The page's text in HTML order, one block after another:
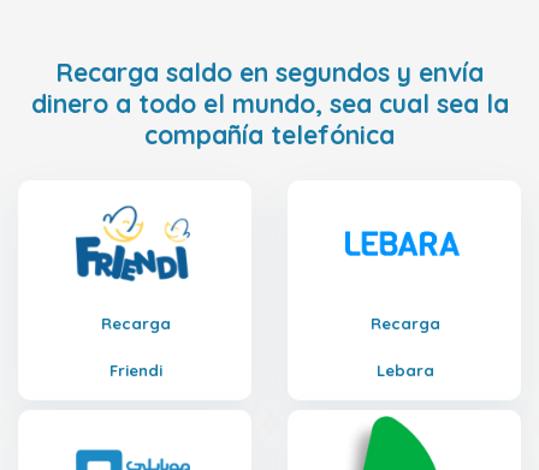
Recarga saldo en segundos y envía
dinero a todo el mundo, sea cual sea la
compañía telefónica
Recarga
Friendi
Recarga
Lebara